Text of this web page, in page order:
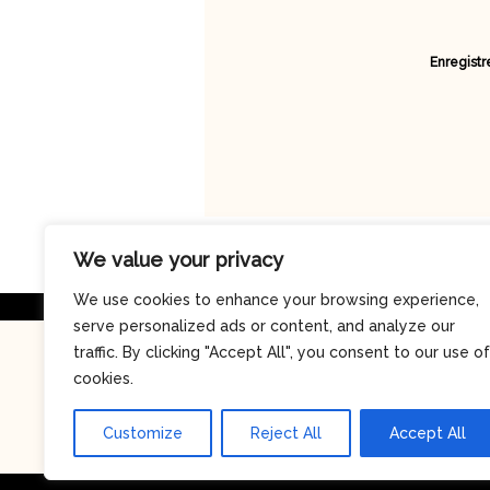
We value your privacy
We use cookies to enhance your browsing experience,
serve personalized ads or content, and analyze our
traffic. By clicking "Accept All", you consent to our use of
cookies.
Customize Reject All Accept All